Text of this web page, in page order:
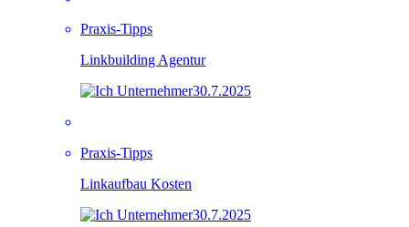
Praxis-Tipps
Linkbuilding Agentur
30.7.2025
Praxis-Tipps
Linkaufbau Kosten
30.7.2025